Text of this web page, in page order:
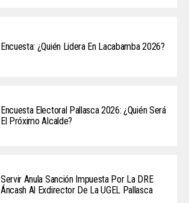
Encuesta: ¿Quién Lidera En Lacabamba 2026?
Encuesta Electoral Pallasca 2026: ¿Quién Será
El Próximo Alcalde?
Servir Anula Sanción Impuesta Por La DRE
Áncash Al Exdirector De La UGEL Pallasca